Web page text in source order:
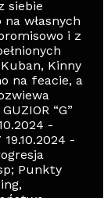
siebie
własnych
i z
Kinny
na feacie, a
“G”
-
-
Punkty